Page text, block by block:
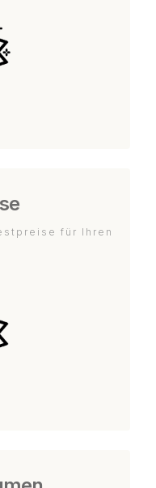
für Ihren